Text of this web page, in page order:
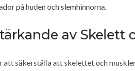
på huden och slemhinnorna.
av Skelett
att säkerställa att skelettet och